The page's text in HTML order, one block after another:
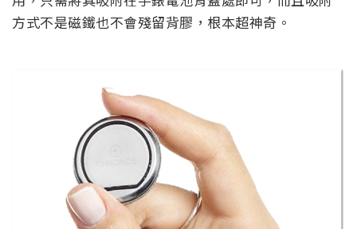
方式不是磁鐵也不會殘留背膠，根本超神奇。